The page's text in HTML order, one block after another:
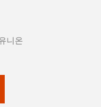
니온